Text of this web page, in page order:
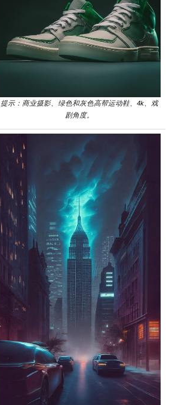
提示：商业摄影、绿色和灰色高帮运动鞋、4k、戏
剧角度。